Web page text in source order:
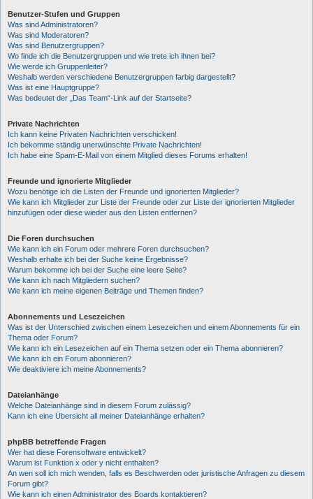
Benutzer-Stufen und Gruppen
Was sind Administratoren?
Was sind Moderatoren?
Was sind Benutzergruppen?
Wo finde ich die Benutzergruppen und wie trete ich ihnen bei?
Wie werde ich Gruppenleiter?
Weshalb werden verschiedene Benutzergruppen farbig dargestellt?
Was ist eine Hauptgruppe?
Was bedeutet der „Das Team“-Link auf der Startseite?
Private Nachrichten
Ich kann keine Privaten Nachrichten verschicken!
Ich bekomme ständig unerwünschte Private Nachrichten!
Ich habe eine Spam-E-Mail von einem Mitglied dieses Forums erhalten!
Freunde und ignorierte Mitglieder
Wozu benötige ich die Listen der Freunde und ignorierten Mitglieder?
Wie kann ich Mitglieder zur Liste der Freunde oder zur Liste der ignorierten Mitglieder
hinzufügen oder diese wieder aus den Listen entfernen?
Die Foren durchsuchen
Wie kann ich ein Forum oder mehrere Foren durchsuchen?
Weshalb erhalte ich bei der Suche keine Ergebnisse?
Warum bekomme ich bei der Suche eine leere Seite?
Wie kann ich nach Mitgliedern suchen?
Wie kann ich meine eigenen Beiträge und Themen finden?
Abonnements und Lesezeichen
Was ist der Unterschied zwischen einem Lesezeichen und einem Abonnements für ein
Thema oder Forum?
Wie kann ich ein Lesezeichen auf ein Thema setzen oder ein Thema abonnieren?
Wie kann ich ein Forum abonnieren?
Wie deaktiviere ich meine Abonnements?
Dateianhänge
Welche Dateianhänge sind in diesem Forum zulässig?
Kann ich eine Übersicht all meiner Dateianhänge erhalten?
phpBB betreffende Fragen
Wer hat diese Forensoftware entwickelt?
Warum ist Funktion x oder y nicht enthalten?
An wen soll ich mich wenden, falls es Beschwerden oder juristische Anfragen zu diesem
Forum gibt?
Wie kann ich einen Administrator des Boards kontaktieren?